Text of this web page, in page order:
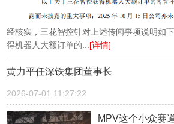
经核实，三花智控针对上述传闻事项说明如
得机器人大额订单的... [详情]
黄力平任深铁集团董事长
2026-07-01 11:27:22
MPV这个小众赛